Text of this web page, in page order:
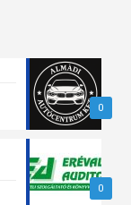
0
0